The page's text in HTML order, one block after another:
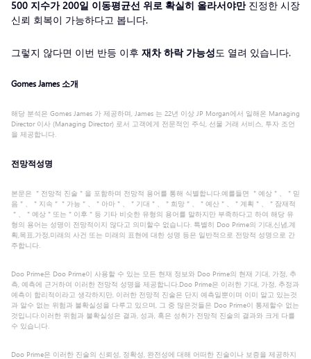
500 지수가 200일 이동평균선 위로 확실히 올라서야만진정한 시장
신뢰 회복이 가능하다고 봅니다.
그렇지 않다면 이번 반등 이후 재차 하락 가능성도 열려 있습니다.
Gomes James 소개
해당 분석은 Gomes James 가 제공하며, James 는 22년 이상 JP Morgan에서 일해온 Managing
Director 이사 (Managing Director) 로서 고객에게 전문적인 주식, 선물 거래 서비스, 투자 조언
을 제공합니다.
전망적성명
본문은 ＂전망적 진술＂을 포함하며 전망적 용어를 통해 식별합니다.예를들면 ＂예상＂、＂믿
음＂、＂지속＂＂가능＂、＂아마＂、＂기대＂、＂희망＂、＂예산＂、＂계획＂、＂잠재적
＂、＂예상＂또는＂이후＂등 기타 비슷한 유형의 용어를 말하지만 부족하다고 하여 해당 유
형의 용어는 성명이 전망적이지 않다고 의미할수 없습니다. 특별히 Doo Prime의 기대,신념,계
획,목표,가정,미래의 사건 또는 미래의 표현에 대한 성명 등은 일반적으로 전망적 성명으로 간
주합니다.
Doo Prime은 Doo Prime이 사용할 수 있는 모든 현재 정보와 Doo Prime의 현재 기대, 가정, 추
측, 예측에 근거하여 이러한 전망적 성명을 제공합니다.Doo Prime은 이러한 기대, 가정, 추정과
예측이 합리적이라고 생각하지만, 이러한 전망적 진술은 단지 예측일뿐이며 이미 알고 있는것
과 알수 없는 위험과 불확실성을 다루고 있으며, 그 중 많은것들은 Doo Prime이 통제할수 없는
것입니다.이러한 위험과 불확실성은 결과, 성과, 혹은 성취가 전망적 진술의 결과와 크게 다를
수 있습니다.
Doo Prime은 이러한 진술의 신뢰성, 정확성, 완전성에 대해 어떠한 진술이나 보증을 제공하지